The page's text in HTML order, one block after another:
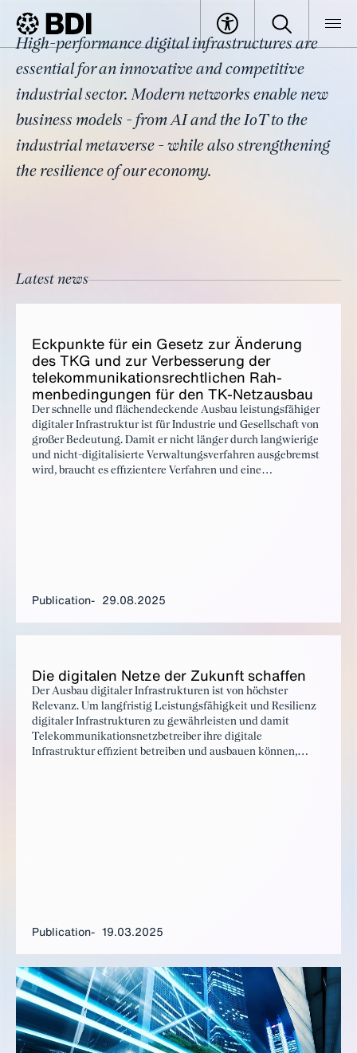
BDI Topics
Topic
Digital Infrastructure
High-performance digital infrastructures are
essential for an innovative and competitive
industrial sector. Modern networks enable new
business models - from AI and the IoT to the
industrial metaverse - while also strengthening
the resilience of our economy.
Latest news
Eck­punk­te für ein Gesetz zur Än­derung
des TKG und zur Verbesserung der
telekom­mu­nika­tion­srechtlichen Rah­
menbe­din­gun­gen für den TK-Net­zaus­bau
Der schnelle und flächendeckende Ausbau leistungsfähiger
digitaler Infrastruktur ist für Industrie und Gesellschaft von
großer Bedeutung. Damit er nicht länger durch langwierige
und nicht-digitalisierte Verwaltungsverfahren ausgebremst
wird, braucht es effizientere Verfahren und eine
wir.
Publication 29.08.2025
Die dig­i­tal­en Net­ze der Zukun­ft schaf­fen
Der Ausbau digitaler Infrastrukturen ist von höchster
Relevanz. Um langfristig Leistungsfähigkeit und Resilienz
digitaler Infrastrukturen zu gewährleisten und damit
Telekommunikationsnetzbetreiber ihre digitale
Infrastruktur effizient betreiben und ausbauen können,
Publication 19.03.2025